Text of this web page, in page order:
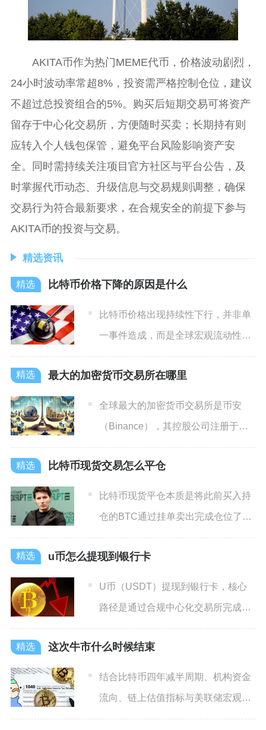
AKITA币作为热门MEME代币，价格波动剧烈，
24小时波动率常超8%，投资需严格控制仓位，建议
不超过总投资组合的5%。购买后短期交易可将资产
留存于中心化交易所，方便随时买卖；长期持有则
应转入个人钱包保管，避免平台风险影响资产安
全。同时需持续关注项目官方社区与平台公告，及
时掌握代币动态、升级信息与交易规则调整，确保
交易行为符合最新要求，在合规安全的前提下参与
AKITA币的投资与交易。
精选资讯
比特币价格下降的原因是什么
比特币价格出现持续性下行，并非单
一事件造成，而是全球宏观流动性收
缩、机构资金流向逆转、衍生
最大的加密货币交易所在哪里
全球最大的加密货币交易所是币安
（Binance），其控股公司注册于开
曼群岛，当前全球核心运
比特币现货交易怎么平仓
比特币现货平仓本质是将此前买入持
仓的BTC通过挂单卖出完成仓位了
结，常规多头现货依托市价、
u币怎么提现到银行卡
U币（USDT）提现到银行卡，核心
路径是通过合规中心化交易所完成
C2C卖出变现，再将人民币
这次牛市什么时候结束
结合比特币四年减半周期、机构资金
流向、链上估值指标与美联储宏观流
动性本轮以2024年4月比